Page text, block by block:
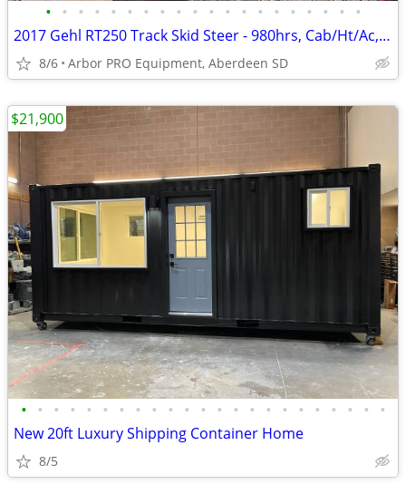
• • • • • • • • • • • • • • • • • • • •
2017 Gehl RT250 Track Skid Steer - 980hrs, Cab/Ht/Ac, ISO, QT, 2spd
8/6 Arbor PRO Equipment, Aberdeen SD
• • • • • • • • • • • • • • • • • • • • • • •
New 20ft Luxury Shipping Container Home
8/5
$21,900